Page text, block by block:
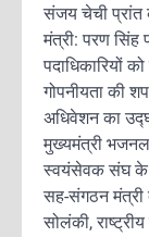
संजय चेची प्रांत
मंत्री: परण सिंह
पदाधिकारियों
गोपनीयता की
अधिवेशन का
मुख्यमंत्री
स्वयंसेवक संघ के
सह-संगठन मंत्री
सोलंकी,